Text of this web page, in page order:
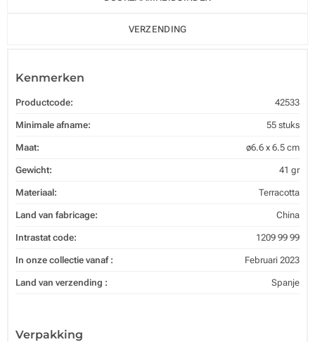
VERZENDING
Kenmerken
Productcode: 42533
Minimale afname: 55 stuks
Maat: ø6.6 x 6.5 cm
Gewicht: 41 gr
Materiaal: Terracotta
Land van fabricage: China
Intrastat code: 1209 99 99
In onze collectie vanaf : Februari 2023
Land van verzending : Spanje
Verpakking